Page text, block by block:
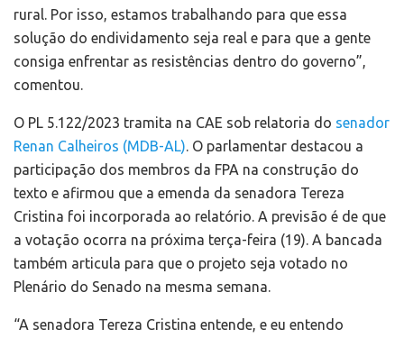
rural. Por isso, estamos trabalhando para que essa
solução do endividamento seja real e para que a gente
consiga enfrentar as resistências dentro do governo”,
comentou.
O PL 5.122/2023 tramita na CAE sob relatoria do senador
Renan Calheiros (MDB-AL). O parlamentar destacou a
participação dos membros da FPA na construção do
texto e afirmou que a emenda da senadora Tereza
Cristina foi incorporada ao relatório. A previsão é de que
a votação ocorra na próxima terça-feira (19). A bancada
também articula para que o projeto seja votado no
Plenário do Senado na mesma semana.
“A senadora Tereza Cristina entende, e eu entendo